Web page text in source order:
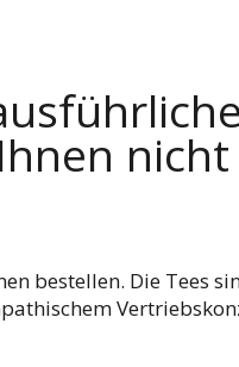
nicht
bestellen. Die Tees